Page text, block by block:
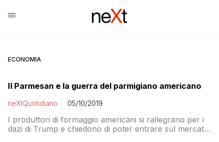
ECONOMIA
Il Parmesan e la guerra del parmigiano americano
neXtQuotidiano 05/10/2019
I produttori di formaggio americani si rallegrano per i
dazi di Trump e chiedono di poter entrare sul mercato